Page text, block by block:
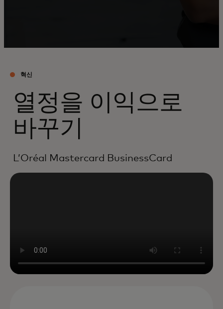
혁신
열정을 이익으로
바꾸기
L’Oréal Mastercard BusinessCard